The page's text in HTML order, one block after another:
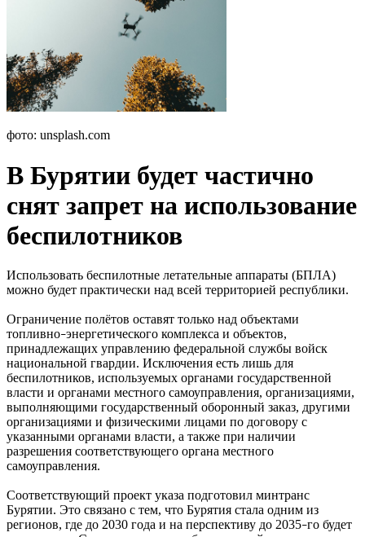
фото: unsplash.com
В Бурятии будет частично
снят запрет на использование
беспилотников
Использовать беспилотные летательные аппараты (БПЛА)
можно будет практически над всей территорией республики.
Ограничение полётов оставят только над объектами
топливно–энергетического комплекса и объектов,
принадлежащих управлению федеральной службы войск
национальной гвардии. Исключения есть лишь для
беспилотников, используемых органами государственной
власти и органами местного самоуправления, организациями,
выполняющими государственный оборонный заказ, другими
организациями и физическими лицами по договору с
указанными органами власти, а также при наличии
разрешения соответствующего органа местного
самоуправления.
Соответствующий проект указа подготовил минтранс
Бурятии. Это связано с тем, что Бурятия стала одним из
регионов, где до 2030 года и на перспективу до 2035–го будет